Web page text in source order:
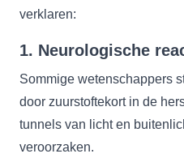
verklaren:
1. Neurologische
Sommige wetenschappers
door zuurstoftekort in de
tunnels van licht en
veroorzaken.